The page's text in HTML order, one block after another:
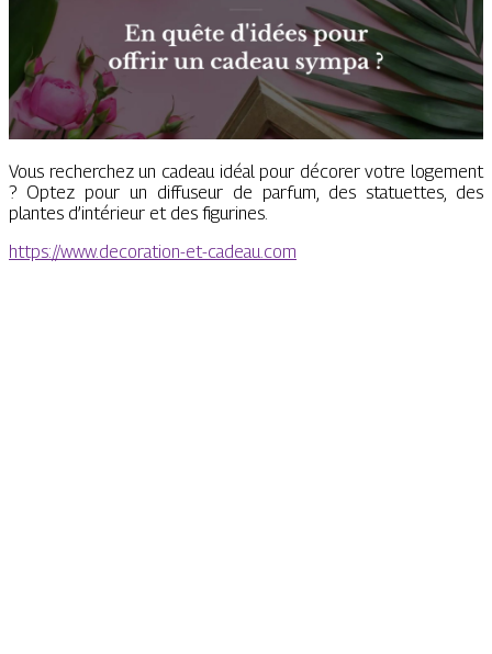
Vous recherchez un cadeau idéal pour décorer votre logement
? Optez pour un diffuseur de parfum, des statuettes, des
plantes d’intérieur et des figurines.
https://www.decoration-et-cadeau.com